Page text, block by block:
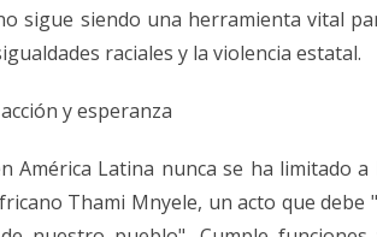
sigue siendo una herramienta vital
raciales y la violencia estatal.
y esperanza
América Latina nunca se ha limitado a
Thami Mnyele, un acto que debe